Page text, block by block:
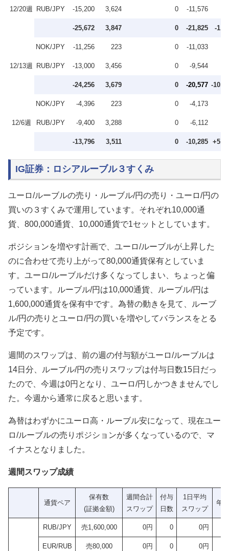
12/20週 RUB/JPY -15,200 3,624 0 -11,576
-25,672 3,847 0 -21,825 -
12/13週
NOK/JPY -11,256 223 0 -11,033
RUB/JPY -13,000 3,456 0 -9,544
-24,256 3,679 0 -20,577 -
12/6週
NOK/JPY -4,396 223 0 -4,173
RUB/JPY -9,400 3,288 0 -6,112
-13,796 3,511 0 -10,285
IG証券：ロシアルーブル３すくみ
ユーロ/ルーブルの売り・ルーブル/円の売り・ユーロ/円の
買いの３すくみで運用しています。それぞれ10,000通
貨、800,000通貨、10,000通貨で1セットとしています。
ポジションを増やす計画で、ユーロ/ルーブルが上昇した
のに合わせて売り上がって80,000通貨保有としていま
す。ユーロ/ルーブルだけ多くなってしまい、ちょっと偏
っています。ルーブル/円は10,000通貨、ルーブル/円は
1,600,000通貨を保有中です。為替の動きを見て、ルーブ
ル/円の売りとユーロ/円の買いを増やしてバランスをとる
予定です。
週間のスワップは、前の週の付与額がユーロ/ルーブルは
14日分、ルーブル/円の売りスワップは付与日数15日だっ
たので、今週は0円となり、ユーロ/円しかつきませんでし
た。今週から通常に戻ると思います。
為替はわずかにユーロ高・ルーブル安になって、現在ユー
ロ/ルーブルの売りポジションが多くなっているので、マ
イナスとなりました。
週間スワップ成績
通貨ペア
保有数
(証拠金額)
週間合計
スワップ
付与
日数
1日平均
スワップ
年
RUB/JPY 売1,600,000 0円 0 0円
EUR/RUB 売80,000 0円 0 0円